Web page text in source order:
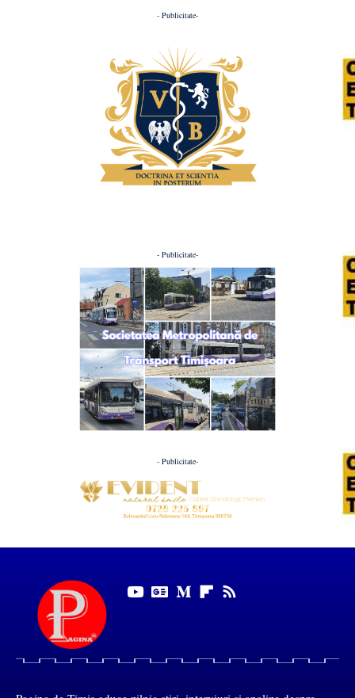
- Publicitate-
- Publicitate-
- Publicitate-